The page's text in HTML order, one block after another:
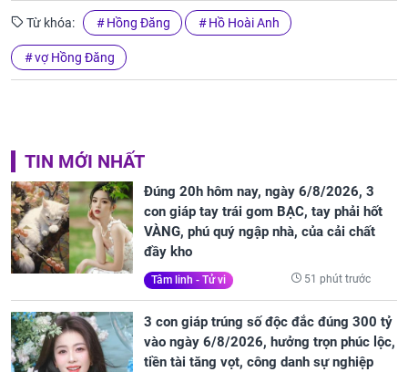
Từ khóa: Hồng Đăng Hồ Hoài Anh
vợ Hồng Đăng
TIN MỚI NHẤT
Đúng 20h hôm nay, ngày 6/8/2026, 3
con giáp tay trái gom BẠC, tay phải hốt
VÀNG, phú quý ngập nhà, của cải chất
đầy kho
Tâm linh - Tử vi 51 phút trước
3 con giáp trúng số độc đắc đúng 300 tỷ
vào ngày 6/8/2026, hưởng trọn phúc lộc,
tiền tài tăng vọt, công danh sự nghiệp